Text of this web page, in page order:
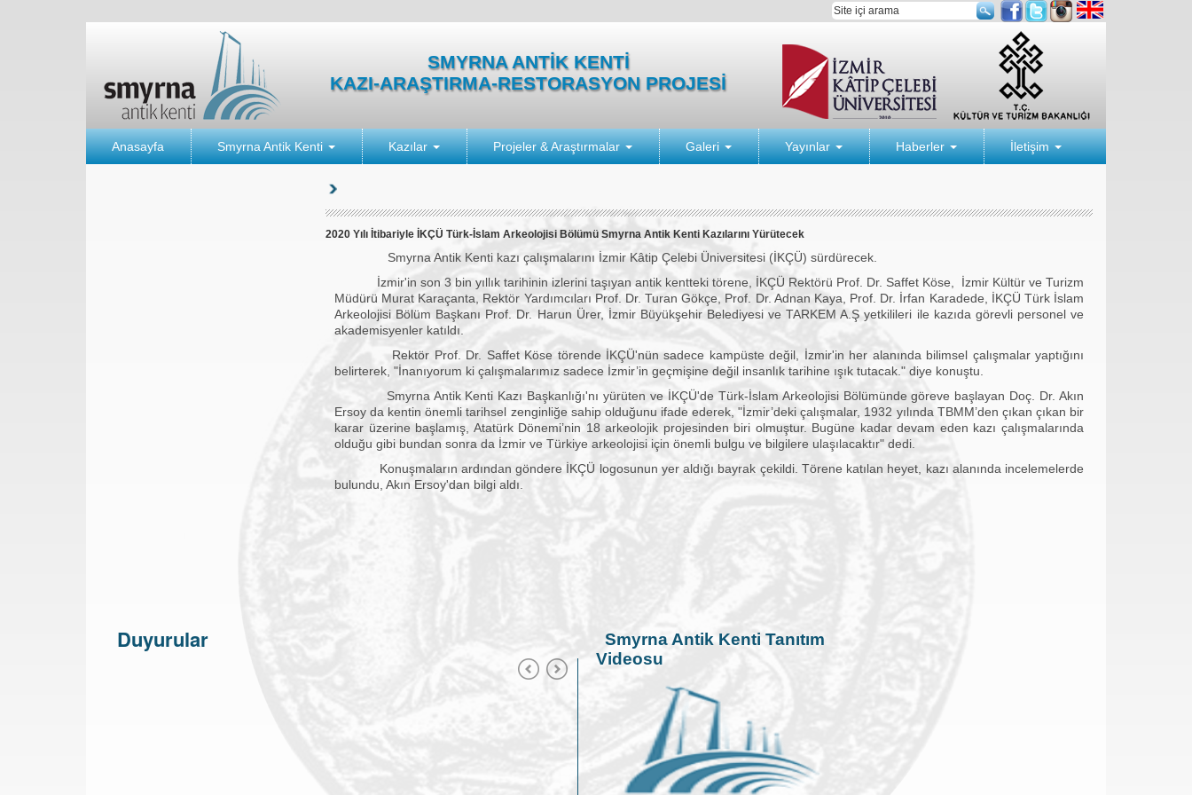
SMYRNA ANTİK KENTİ
KAZI-ARAŞTIRMA-RESTORASYON PROJESİ
Anasayfa Smyrna Antik Kenti Kazılar Projeler & Araştırmalar Galeri Yayınlar Haberler İletişim
2020 Yılı İtibariyle İKÇÜ Türk-İslam Arkeolojisi Bölümü Smyrna Antik Kenti Kazılarını Yürütecek
Smyrna Antik Kenti kazı çalışmalarını İzmir Kâtip Çelebi Üniversitesi (İKÇÜ) sürdürecek.
İzmir'in son 3 bin yıllık tarihinin izlerini taşıyan antik kentteki törene, İKÇÜ Rektörü Prof. Dr. Saffet Köse, İzmir Kültür ve Turizm
Müdürü Murat Karaçanta, Rektör Yardımcıları Prof. Dr. Turan Gökçe, Prof. Dr. Adnan Kaya, Prof. Dr. İrfan Karadede, İKÇÜ Türk İslam
Arkeolojisi Bölüm Başkanı Prof. Dr. Harun Ürer, İzmir Büyükşehir Belediyesi ve TARKEM A.Ş yetkilileri ile kazıda görevli personel ve
akademisyenler katıldı.
Rektör Prof. Dr. Saffet Köse törende İKÇÜ'nün sadece kampüste değil, İzmir'in her alanında bilimsel çalışmalar yaptığını
belirterek, "İnanıyorum ki çalışmalarımız sadece İzmir’in geçmişine değil insanlık tarihine ışık tutacak." diye konuştu.
Smyrna Antik Kenti Kazı Başkanlığı'nı yürüten ve İKÇÜ'de Türk-İslam Arkeolojisi Bölümünde göreve başlayan Doç. Dr. Akın
Ersoy da kentin önemli tarihsel zenginliğe sahip olduğunu ifade ederek, "İzmir’deki çalışmalar, 1932 yılında TBMM’den çıkan çıkan bir
karar üzerine başlamış, Atatürk Dönemi’nin 18 arkeolojik projesinden biri olmuştur. Bugüne kadar devam eden kazı çalışmalarında
olduğu gibi bundan sonra da İzmir ve Türkiye arkeolojisi için önemli bulgu ve bilgilere ulaşılacaktır" dedi.
Konuşmaların ardından göndere İKÇÜ logosunun yer aldığı bayrak çekildi. Törene katılan heyet, kazı alanında incelemelerde
bulundu, Akın Ersoy'dan bilgi aldı.
Duyurular
Smyrna Antik Kenti Tanıtım
Videosu